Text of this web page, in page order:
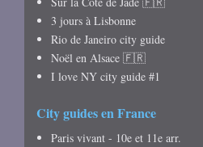
3 jours à Lisbonne
Rio de Janeiro city guide
Noël en Alsace 🇫🇷
I love NY city guide #1
City guides en France
Paris vivant - 10e et 11e arr.